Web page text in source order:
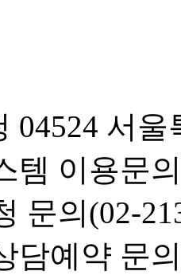
04524 서
템 이용문
문의(02-
담예약 문